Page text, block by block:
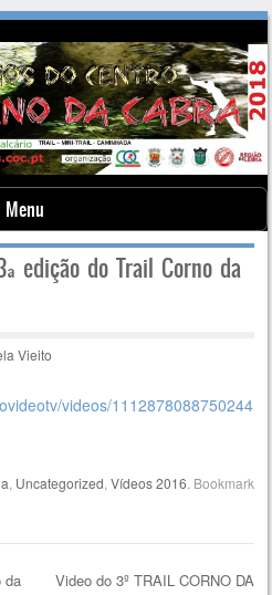
Menu
edição do Trail Corno da
Vieito
videos/1112878088750244
Uncategorized Vídeos 2016 . Bookmark
da
Video do 3º TRAIL CORNO DA